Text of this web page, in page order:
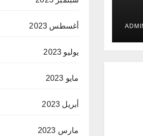
في
أغسطس 2023
يوليو 2023
مايو 2023
أبريل 2023
مارس 2023